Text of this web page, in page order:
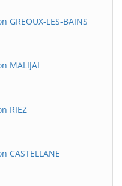
LES-BAINS
MALIJAI
RIEZ